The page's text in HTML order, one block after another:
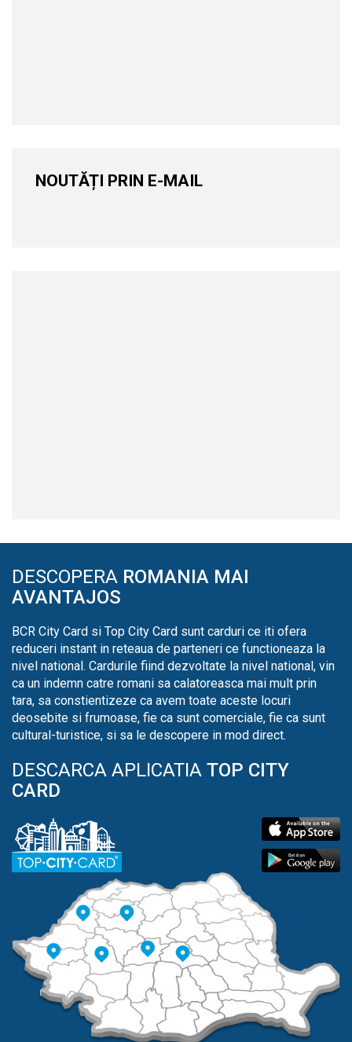
NOUTĂȚI PRIN E-MAIL
DESCOPERA ROMANIA MAI
AVANTAJOS
BCR City Card si Top City Card sunt carduri ce iti ofera
reduceri instant in reteaua de parteneri ce functioneaza la
nivel national. Cardurile fiind dezvoltate la nivel national, vin
ca un indemn catre romani sa calatoreasca mai mult prin
tara, sa constientizeze ca avem toate aceste locuri
deosebite si frumoase, fie ca sunt comerciale, fie ca sunt
cultural-turistice, si sa le descopere in mod direct.
DESCARCA APLICATIA TOP CITY
CARD